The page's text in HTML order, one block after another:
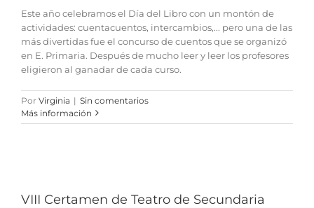
Este año celebramos el Día del Libro con un montón de
actividades: cuentacuentos, intercambios,... pero una de las
más divertidas fue el concurso de cuentos que se organizó
en E. Primaria. Después de mucho leer y leer los profesores
eligieron al ganadar de cada curso.
Por Virginia | Sin comentarios
Más información
VIII Certamen de Teatro de Secundaria